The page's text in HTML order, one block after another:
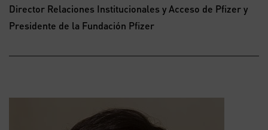
Director Relaciones Institucionales y Acceso de Pfizer y
Presidente de la Fundación Pfizer